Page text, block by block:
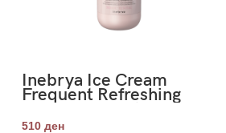
Inebrya Ice Cream
Frequent Refreshing
Shampoo Menta 300ml
510 ден